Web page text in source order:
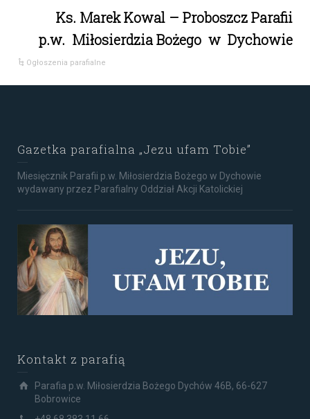
Ks. Marek Kowal – Proboszcz Parafii
p.w. Miłosierdzia Bożego w Dychowie
Ogłoszenia parafialne
Gazetka parafialna „Jezu ufam Tobie”
Miesięcznik Parafii p.w. Miłosierdzia Bożego w Dychowie
wydawany przez Parafialny Oddział Akcji Katolickiej
Kontakt z parafią
Parafia p.w. Miłosierdzia Bożego Dychów 46B, 66-627
Bobrowice